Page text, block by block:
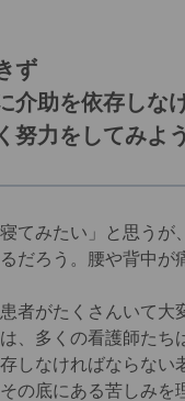
ず
介助を依存しな
努力をしてみよう
てみたい」と思うが
だろう。腰や背中が
者がたくさんいて大
、多くの看護師た
しなければならな
の底にある苦しみ